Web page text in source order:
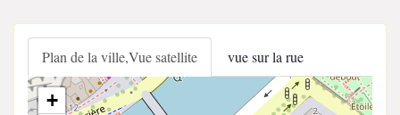
Plan de la ville,Vue satellite vue sur la rue
+